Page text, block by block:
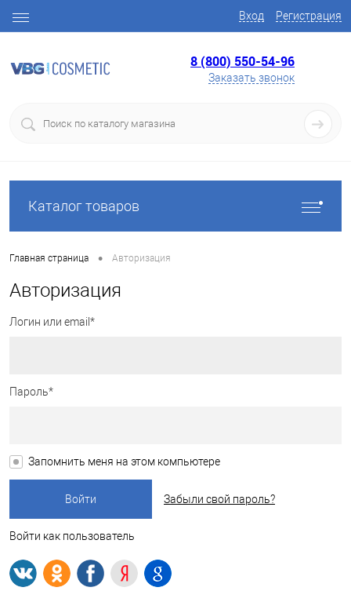
Вход Регистрация
8 (800) 550-54-96
Заказать звонок
Каталог товаров
Главная страница • Авторизация
Авторизация
Логин или email*
Пароль*
Запомнить меня на этом компьютере
Забыли свой пароль?
Войти как пользователь